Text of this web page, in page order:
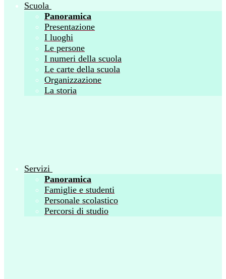
Scuola
Panoramica
Presentazione
I luoghi
Le persone
I numeri della scuola
Le carte della scuola
Organizzazione
La storia
Servizi
Panoramica
Famiglie e studenti
Personale scolastico
Percorsi di studio